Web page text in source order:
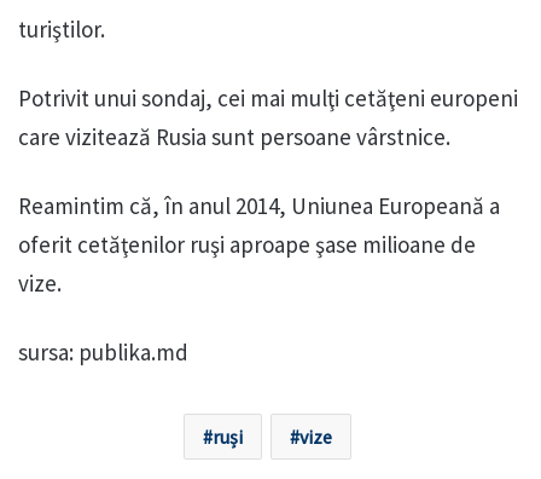
turiştilor.
Potrivit unui sondaj, cei mai mulţi cetăţeni europeni
care vizitează Rusia sunt persoane vârstnice.
Reamintim că, în anul 2014, Uniunea Europeană a
oferit cetăţenilor ruşi aproape şase milioane de
vize.
sursa: publika.md
ruși vize